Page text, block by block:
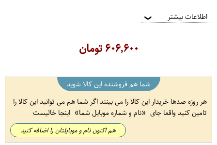
اطلاعات بیشتر ❯
۶۰۶,۶۰۰تومان
شما هم فروشنده این کالا شوید
هر روزه صدها خریدار این کالا را می بینند اگر شما هم می توانید این کالا را
تامین کنید واقعا جای
نام و شماره موبایل شما اینجا خالیست
هم اکنون نام و موبایلتان را اضافه کنید